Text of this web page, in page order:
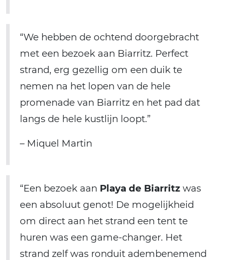
“We hebben de ochtend doorgebracht
met een bezoek aan Biarritz. Perfect
strand, erg gezellig om een ​​duik te
nemen na het lopen van de hele
promenade van Biarritz en het pad dat
langs de hele kustlijn loopt.”
– Miquel Martin
“Een bezoek aan Playa de Biarritz was
een absoluut genot! De mogelijkheid
om direct aan het strand een tent te
huren was een game-changer. Het
strand zelf was ronduit adembenemend